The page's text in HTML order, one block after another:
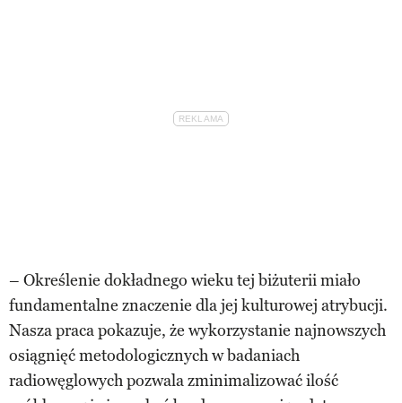
– Określenie dokładnego wieku tej biżuterii miało
fundamentalne znaczenie dla jej kulturowej atrybucji.
Nasza praca pokazuje, że wykorzystanie najnowszych
osiągnięć metodologicznych w badaniach
radiowęglowych pozwala zminimalizować ilość